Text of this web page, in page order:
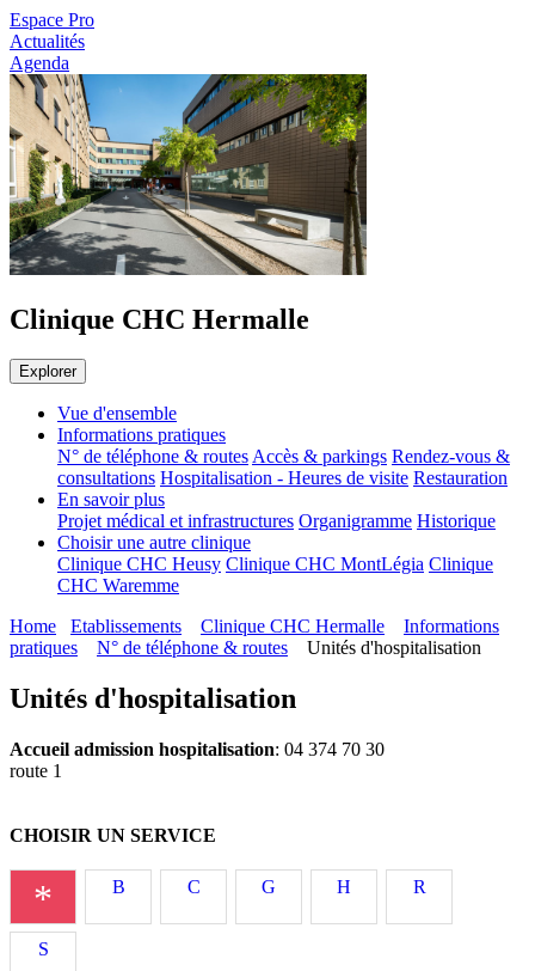
Espace Pro
Actualités
Agenda
Clinique CHC Hermalle
Explorer
Vue d'ensemble
Informations pratiques
N° de téléphone & routesAccès & parkings Rendez-vous &
consultations Hospitalisation - Heures de visite Restauration
En savoir plus
Projet médical et infrastructures Organigramme Historique
Choisir une autre clinique
Clinique CHC Heusy Clinique CHC MontLégia Clinique
CHC Waremme
Home
Etablissements Clinique CHC Hermalle
Informations
pratiques
N° de téléphone & routes Unités d'hospitalisation
Unités d'hospitalisation
Accueil admission hospitalisation: 04 374 70 30
route 1
CHOISIR UN SERVICE
* B C G H R
S